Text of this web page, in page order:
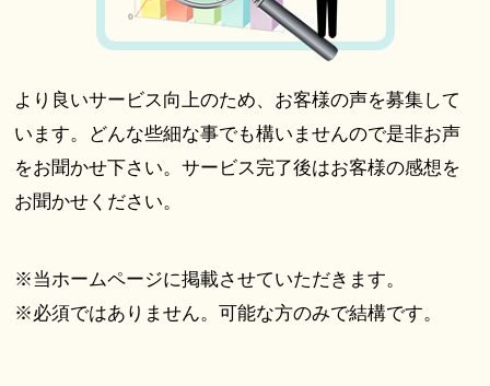
より良いサービス向上のため、お客様の声を募集して
います。どんな些細な事でも構いませんので是非お声
をお聞かせ下さい。サービス完了後はお客様の感想を
お聞かせください。
※当ホームページに掲載させていただきます。
※必須ではありません。可能な方のみで結構です。